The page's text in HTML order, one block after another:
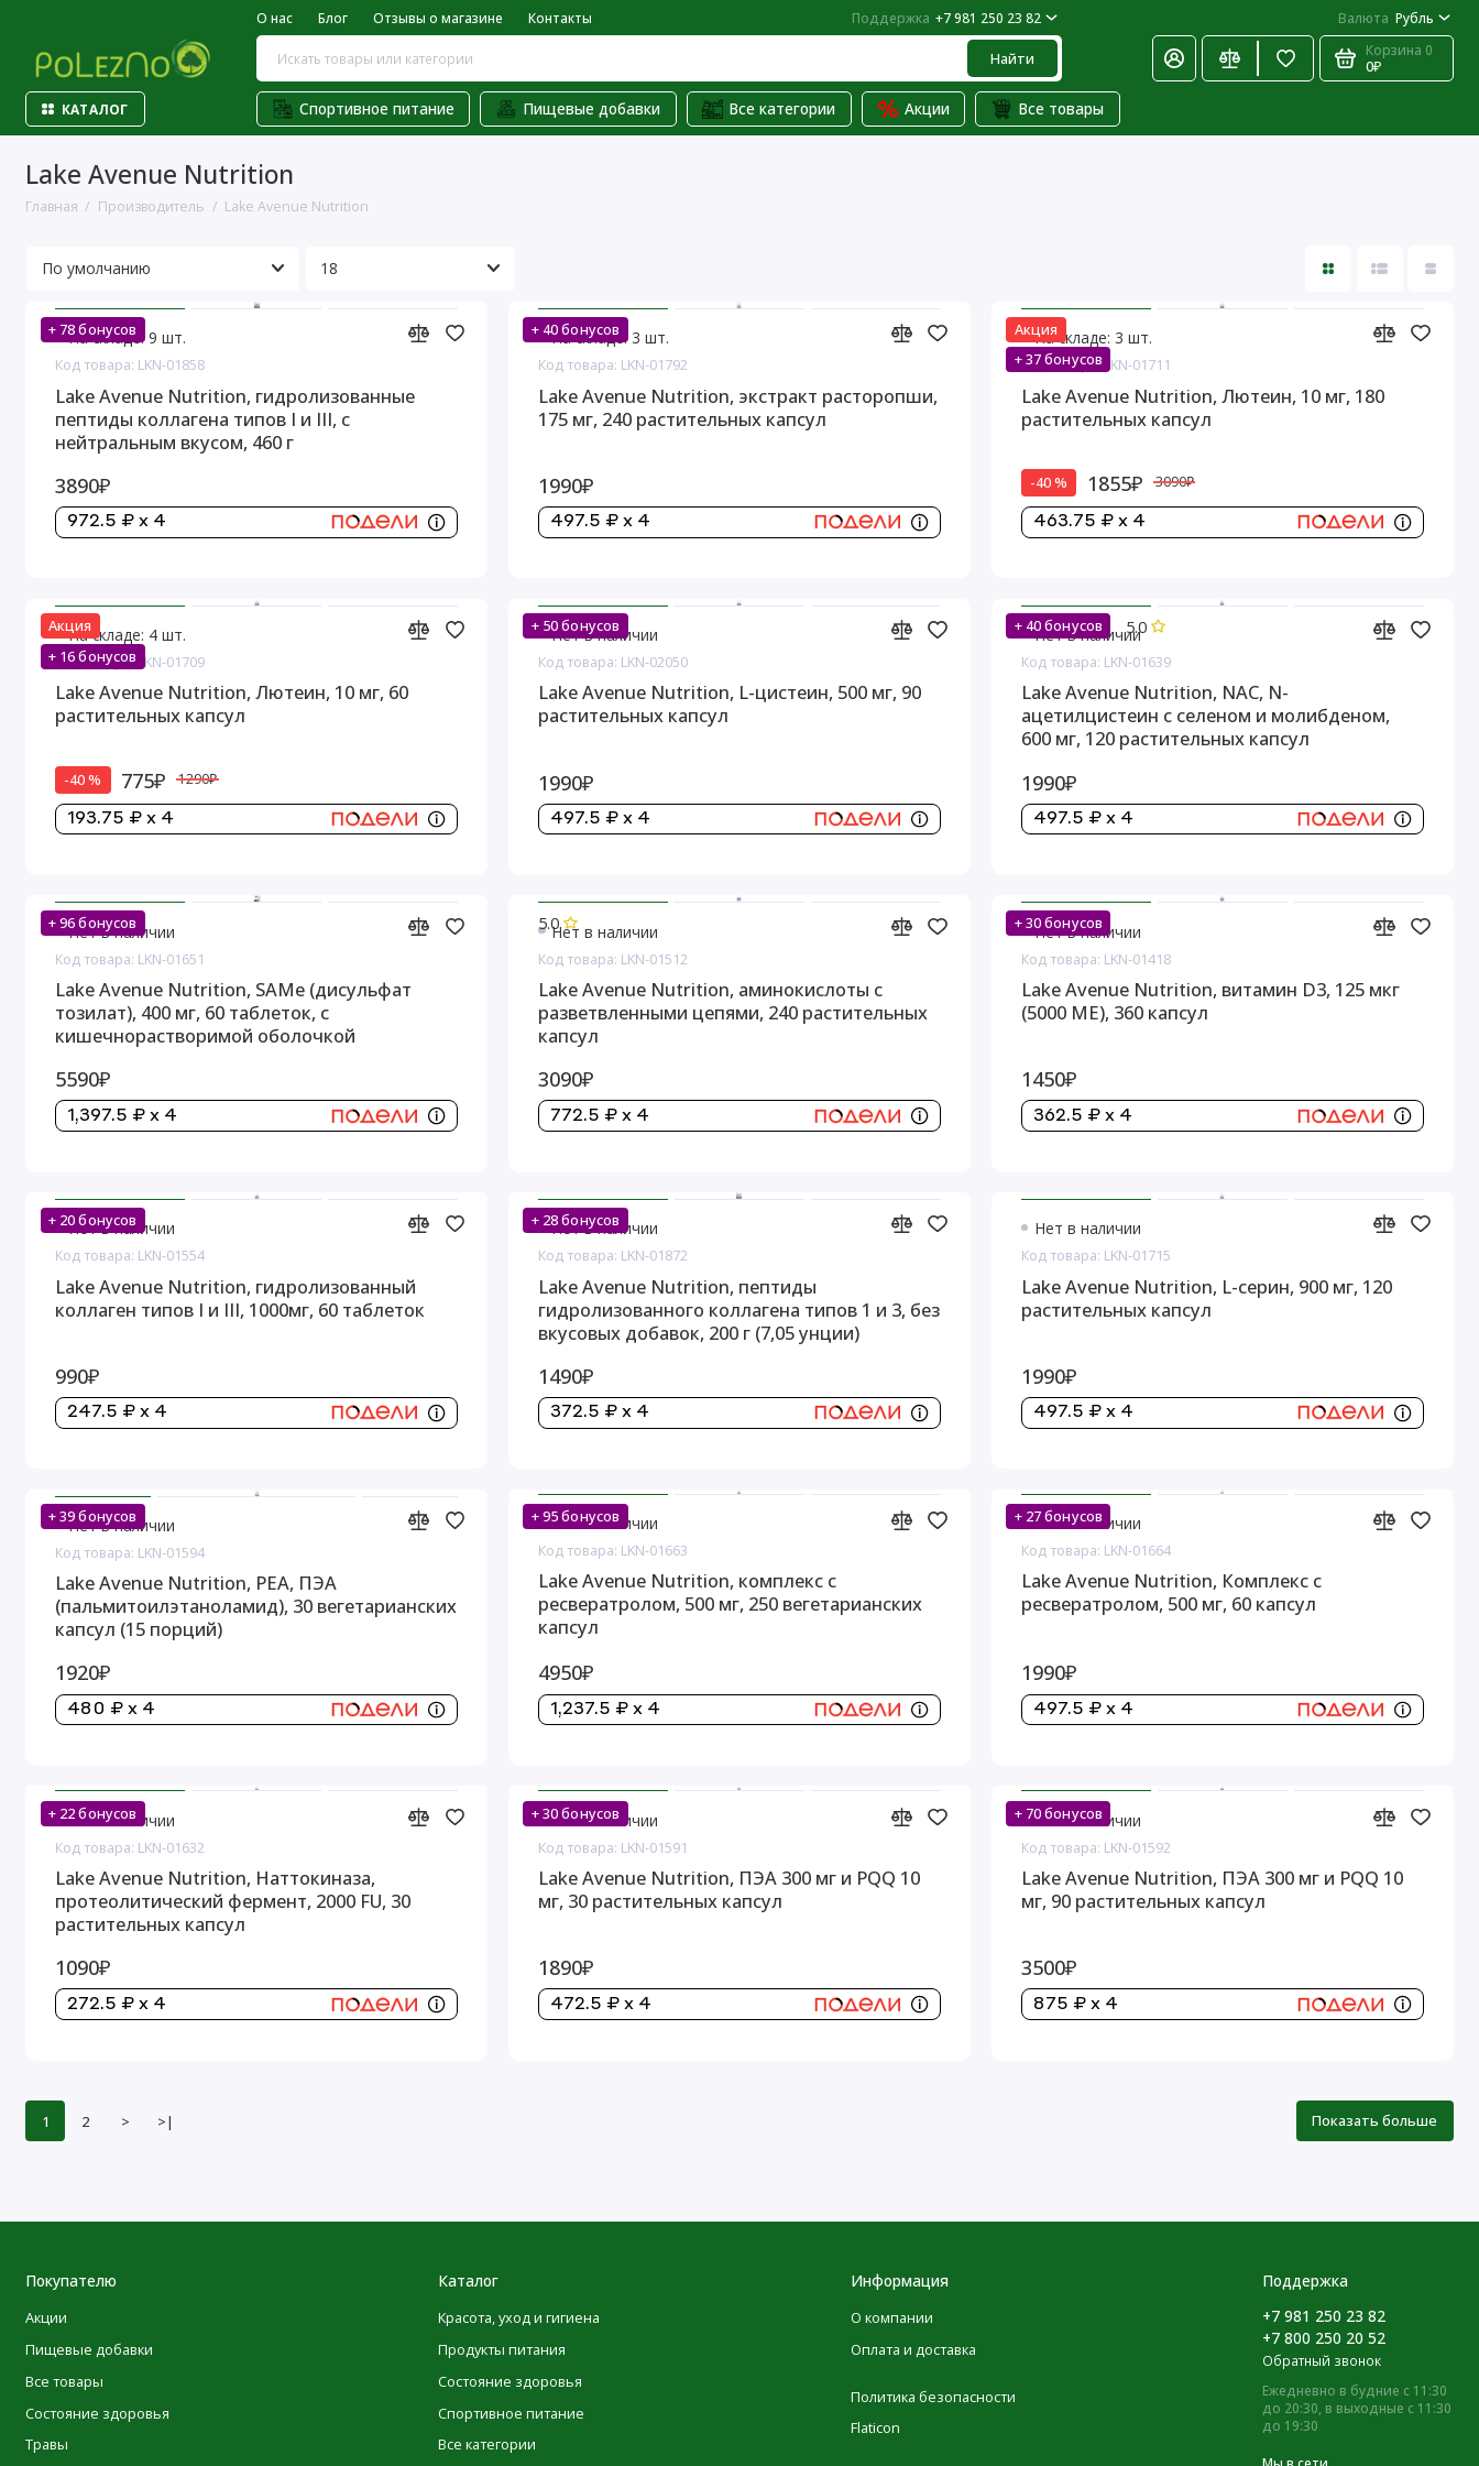
О нас Блог Отзывы о магазине Контакты Поддержка +7 981 250 23 82 Валюта Рубль
Найти Корзина 0
0₽
КАТАЛОГ Спортивное питание Пищевые добавки Все категории Акции Все товары
Lake Avenue Nutrition
Главная Производитель Lake Avenue Nutrition
+ 78 бонусов
На складе: 9 шт.
Код товара: LKN-01858
Lake Avenue Nutrition, гидролизованные
пептиды коллагена типов I и III, с
нейтральным вкусом, 460 г
3890₽
972.5 ₽ x 4
+ 40 бонусов
На складе: 3 шт.
Код товара: LKN-01792
Lake Avenue Nutrition, экстракт расторопши,
175 мг, 240 растительных капсул
1990₽
497.5 ₽ x 4
Акция
+ 37 бонусов
На складе: 3 шт.
Код товара: LKN-01711
Lake Avenue Nutrition, Лютеин, 10 мг, 180
растительных капсул
-40 % 1855₽ 3090₽
463.75 ₽ x 4
Акция
+ 16 бонусов
На складе: 4 шт.
Код товара: LKN-01709
Lake Avenue Nutrition, Лютеин, 10 мг, 60
растительных капсул
-40 % 775₽ 1290₽
193.75 ₽ x 4
+ 50 бонусов
Нет в наличии
Код товара: LKN-02050
Lake Avenue Nutrition, L-цистеин, 500 мг, 90
растительных капсул
1990₽
497.5 ₽ x 4
+ 40 бонусов 5.0
Нет в наличии
Код товара: LKN-01639
Lake Avenue Nutrition, NAC, N-
ацетилцистеин с селеном и молибденом,
600 мг, 120 растительных капсул
1990₽
497.5 ₽ x 4
+ 96 бонусов
Нет в наличии
Код товара: LKN-01651
Lake Avenue Nutrition, SAMe (дисульфат
тозилат), 400 мг, 60 таблеток, с
кишечнорастворимой оболочкой
5590₽
1,397.5 ₽ x 4
5.0Нет в наличии
Код товара: LKN-01512
Lake Avenue Nutrition, аминокислоты с
разветвленными цепями, 240 растительных
капсул
3090₽
772.5 ₽ x 4
+ 30 бонусов
Нет в наличии
Код товара: LKN-01418
Lake Avenue Nutrition, витамин D3, 125 мкг
(5000 МЕ), 360 капсул
1450₽
362.5 ₽ x 4
+ 20 бонусов
Нет в наличии
Код товара: LKN-01554
Lake Avenue Nutrition, гидролизованный
коллаген типов I и III, 1000мг, 60 таблеток
990₽
247.5 ₽ x 4
+ 28 бонусов
Нет в наличии
Код товара: LKN-01872
Lake Avenue Nutrition, пептиды
гидролизованного коллагена типов 1 и 3, без
вкусовых добавок, 200 г (7,05 унции)
1490₽
372.5 ₽ x 4
Нет в наличии
Код товара: LKN-01715
Lake Avenue Nutrition, L-серин, 900 мг, 120
растительных капсул
1990₽
497.5 ₽ x 4
+ 39 бонусов
Нет в наличии
Код товара: LKN-01594
Lake Avenue Nutrition, PEA, ПЭА
(пальмитоилэтаноламид), 30 вегетарианских
капсул (15 порций)
1920₽
480 ₽ x 4
+ 95 бонусов
Нет в наличии
Код товара: LKN-01663
Lake Avenue Nutrition, комплекс с
ресвератролом, 500 мг, 250 вегетарианских
капсул
4950₽
1,237.5 ₽ x 4
+ 27 бонусов
Нет в наличии
Код товара: LKN-01664
Lake Avenue Nutrition, Комплекс с
ресвератролом, 500 мг, 60 капсул
1990₽
497.5 ₽ x 4
+ 22 бонусов
Нет в наличии
Код товара: LKN-01632
Lake Avenue Nutrition, Наттокиназа,
протеолитический фермент, 2000 FU, 30
растительных капсул
1090₽
272.5 ₽ x 4
+ 30 бонусов
Нет в наличии
Код товара: LKN-01591
Lake Avenue Nutrition, ПЭА 300 мг и PQQ 10
мг, 30 растительных капсул
1890₽
472.5 ₽ x 4
+ 70 бонусов
Нет в наличии
Код товара: LKN-01592
Lake Avenue Nutrition, ПЭА 300 мг и PQQ 10
мг, 90 растительных капсул
3500₽
875 ₽ x 4
1 2 > >| Показать больше
Покупателю
Акции
Пищевые добавки
Все товары
Состояние здоровья
Травы
Каталог
Красота, уход и гигиена
Продукты питания
Состояние здоровья
Спортивное питание
Все категории
Информация
О компании
Оплата и доставка
Политика безопасности
Flaticon
Поддержка
+7 981 250 23 82
+7 800 250 20 52
Обратный звонок
Ежедневно в будние с 11:30
до 20:30, в выходные с 11:30
до 19:30